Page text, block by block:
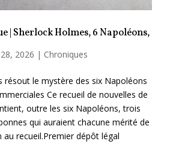
| Sherlock Holmes, 6 Napoléons,
2026 | Chroniques
résout le mystère des six Napoléons
Ce recueil de nouvelles de
outre les six Napoléons, trois
qui auraient chacune mérité de
recueil.Premier dépôt légal